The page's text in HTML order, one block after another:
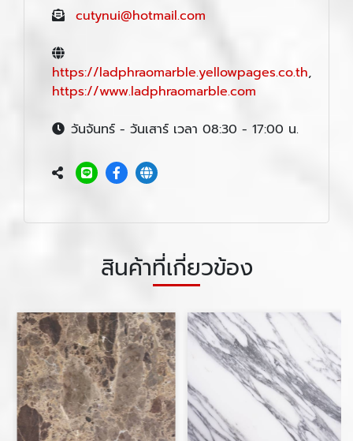
cutynui@hotmail.com
https://ladphraomarble.yellowpages.co.th,
https://www.ladphraomarble.com
วันจันทร์ - วันเสาร์ เวลา 08:30 - 17:00 น.
สินค้าที่เกี่ยวข้อง